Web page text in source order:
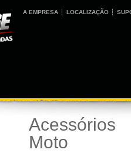
A EMPRESA LOCALIZAÇÃO
Acessórios
Moto